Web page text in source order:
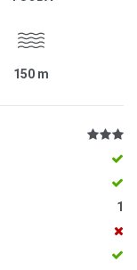
150 m
1